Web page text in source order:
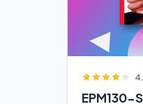
EPM130-